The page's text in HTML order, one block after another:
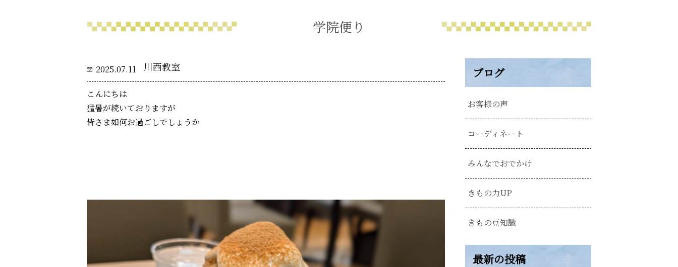
学院便り
2025.07.11 川西教室
こんにちは
猛暑が続いておりますが
皆さま如何お過ごしでしょうか
ブログ
お客様の声
コーディネート
みんなでおでかけ
きもの力UP
きもの豆知識
最新の投稿